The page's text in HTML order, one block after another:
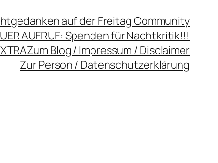
auf der Freitag Community
AUFRUF: Spenden für Nachtkritik!!!
Zum Blog / Impressum / Disclaimer
Zur Person / Datenschutzerklärung